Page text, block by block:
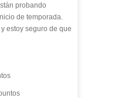
probando
de temporada.
estoy seguro de que